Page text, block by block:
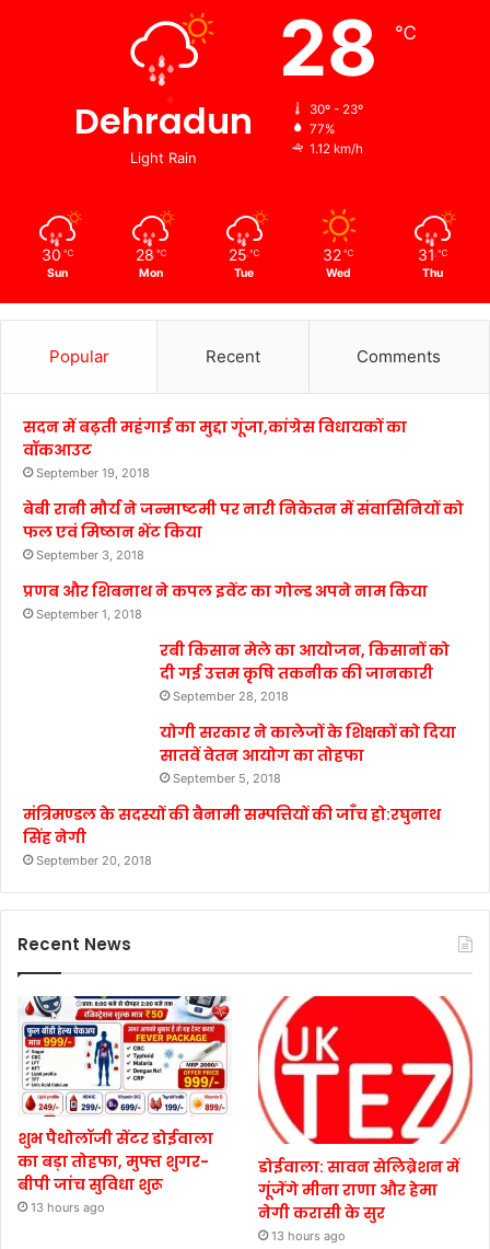
Dehradun
Light Rain
28 ℃
30º - 23º
77%
1.12 km/h
30 ℃
Sun
28 ℃
Mon
25 ℃
Tue
32 ℃
Wed
31 ℃
Thu
Popular Recent Comments
सदन में बढ़ती महंगाई का मुद्दा गूंजा,कांग्रेस विधायकों का
वॉकआउट
September 19, 2018
बेबी रानी मौर्य ने जन्माष्टमी पर नारी निकेतन में संवासिनियों को
फल एवं मिष्ठान भेंट किया
September 3, 2018
प्रणब और शिबनाथ ने कपल इवेंट का गोल्ड अपने नाम किया
September 1, 2018
रबी किसान मेले का आयोजन, किसानों को
दी गई उत्तम कृषि तकनीक की जानकारी
September 28, 2018
योगी सरकार ने कालेजों के शिक्षकों को दिया
सातवें वेतन आयोग का तोहफा
September 5, 2018
मंत्रिमण्डल के सदस्यों की बैनामी सम्पत्तियों की जाँच हो:रघुनाथ
सिंह नेगी
September 20, 2018
Recent News
शुभ पैथोलॉजी सेंटर डोईवाला
का बड़ा तोहफा, मुफ्त शुगर-
बीपी जांच सुविधा शुरू
13 hours ago
डोईवाला: सावन सेलिब्रेशन में
गूंजेंगे मीना राणा और हेमा
नेगी करासी के सुर
13 hours ago